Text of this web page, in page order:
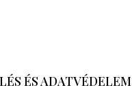
ÉS ADATVÉDELEM